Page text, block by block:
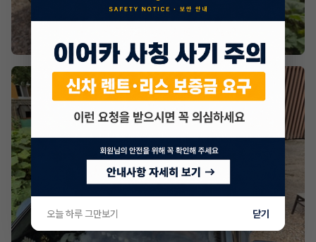
오늘 하루 그만보기 닫기